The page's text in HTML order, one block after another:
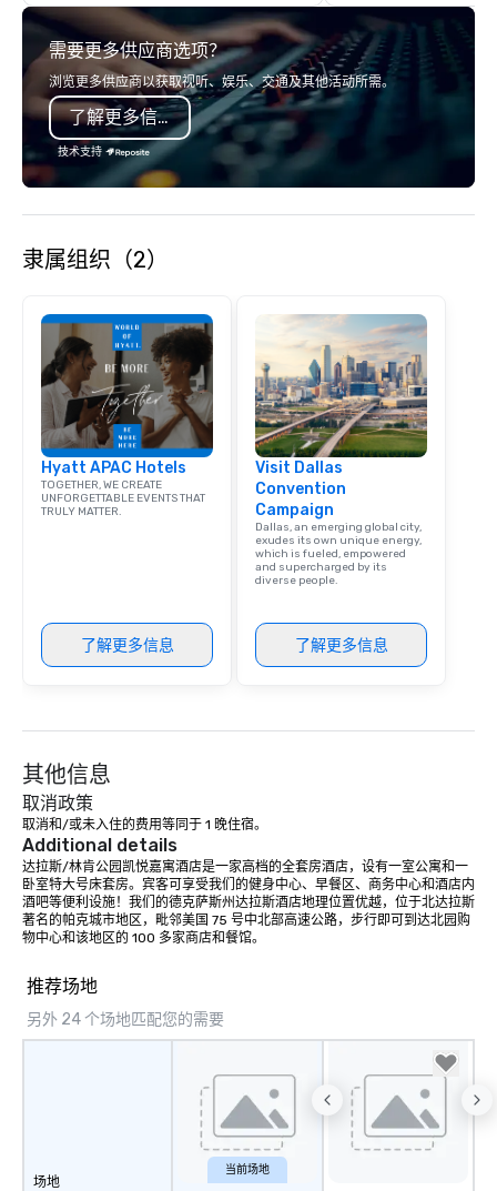
commitment to
service set us apart.
smart, reliable
make the end-user
seamless from start to
需要更多供应商选项？
浏览更多供应商以获取视听、娱乐、交通及其他活动所需。
了解更多信息
技术支持
隶属组织（2）
Hyatt APAC Hotels
TOGETHER, WE CREATE
UNFORGETTABLE EVENTS THAT
TRULY MATTER.
了解更多信息
Visit Dallas
Convention
Campaign
Dallas, an emerging global city,
exudes its own unique energy,
which is fueled, empowered
and supercharged by its
diverse people.
了解更多信息
其他信息
取消政策
取消和/或未入住的费用等同于 1 晚住宿。
Additional details
达拉斯/林肯公园凯悦嘉寓酒店是一家高档的全套房酒店，设有一室公寓和一
卧室特大号床套房。宾客可享受我们的健身中心、早餐区、商务中心和酒店内
酒吧等便利设施！我们的德克萨斯州达拉斯酒店地理位置优越，位于北达拉斯
著名的帕克城市地区，毗邻美国 75 号中北部高速公路，步行即可到达北园购
物中心和该地区的 100 多家商店和餐馆。
推荐场地
另外 24 个场地匹配您的需要
场地
当前场地